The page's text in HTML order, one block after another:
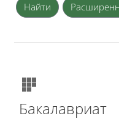
Бакалавриат